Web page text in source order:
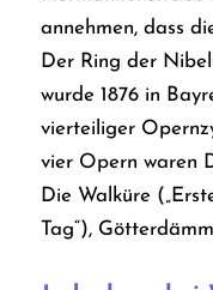
annehmen, dass
Der Ring der
wurde 1876 in
vierteiliger
vier Opern waren
Die Walküre
Tag“),